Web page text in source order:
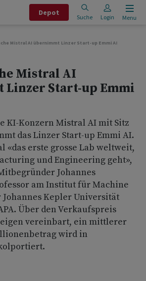
Depot
Suche Login Menu
Mistral AI übernimmt Linzer Start-up Emmi AI
Mistral AI
Start-up Emmi
KI-Konzern Mistral AI mit Sitz
das Linzer Start-up Emmi AI.
«das erste grosse Lab weltweit,
und Engineering geht»,
Johannes
am Institut für Machine
Kepler Universität
Über den Verkaufspreis
vereinbart, ein mittlerer
wird in